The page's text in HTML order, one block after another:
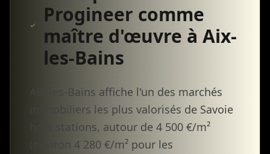
Progineer comme
maître d'œuvre à Aix-
les-Bains
Aix-les-Bains affiche l'un des marchés
immobiliers les plus valorisés de Savoie
hors stations, autour de 4 500 €/m²
(environ 4 280 €/m² pour les